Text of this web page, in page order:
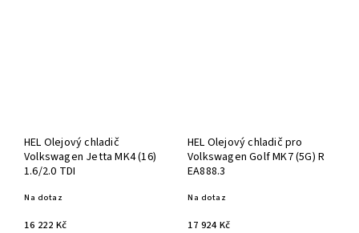
HEL Olejový chladič
Volkswagen Jetta MK4 (16)
1.6/2.0 TDI
Na dotaz
16 222 Kč
HEL Olejový chladič pro
Volkswagen Golf MK7 (5G) R
EA888.3
Na dotaz
17 924 Kč